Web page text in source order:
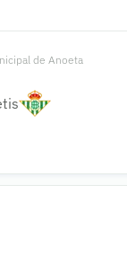
de Anoeta